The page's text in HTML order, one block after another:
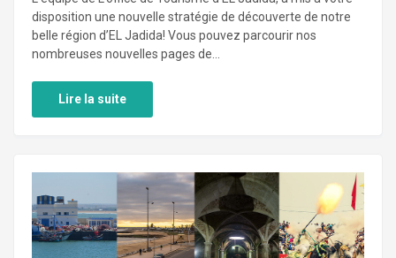
disposition une nouvelle stratégie de découverte de notre
belle région d’EL Jadida! Vous pouvez parcourir nos
nombreuses nouvelles pages de...
Lire la suite